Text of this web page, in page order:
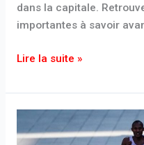
dans la capitale.
importantes à savoir
Lire la suite »
de